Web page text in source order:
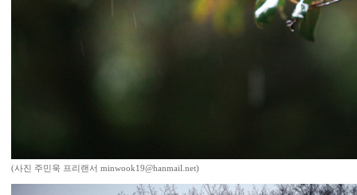
(사진 주민욱 프리랜서 minwook19@hanmail.net)